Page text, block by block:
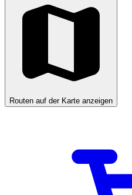
Routen auf der Karte anzeigen